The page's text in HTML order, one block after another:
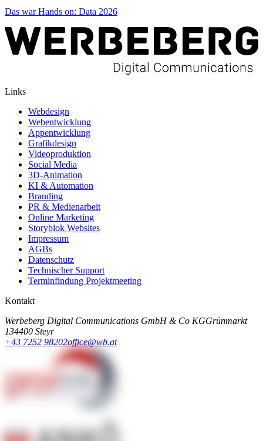
Das war Hands on: Data 2026
Links
Webdesign
Webentwicklung
Appentwicklung
Grafikdesign
Videoproduktion
Social Media
3D-Animation
KI & Automation
Branding
PR & Medienarbeit
Online Marketing
Storyblok Websites
Impressum
AGBs
Datenschutz
Technischer Support
Terminfindung Projektmeeting
Kontakt
Werbeberg Digital Communications GmbH & Co KGGrünmarkt
134400 Steyr
+43 7252 98202office@wb.at